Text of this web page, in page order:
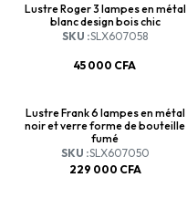
Lustre Roger 3 lampes en métal
blanc design bois chic
SKU :SLX607058
45 000 CFA
Lustre Frank 6 lampes en métal
noir et verre forme de bouteille
fumé
SKU :SLX607050
229 000 CFA